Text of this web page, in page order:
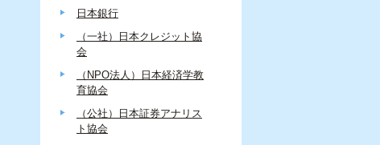
日本銀行
（一社）日本クレジット協
会
（NPO法人）日本経済学教
育協会
（公社）日本証券アナリス
ト協会